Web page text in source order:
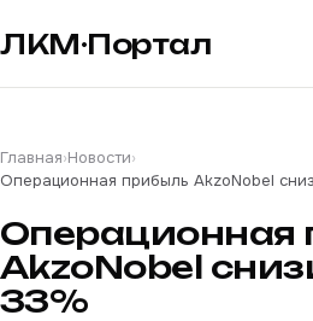
ЛКМ·Портал
Главная›Новости›
Операционная прибыль AkzoNobel
Операционная
AkzoNobel
33%